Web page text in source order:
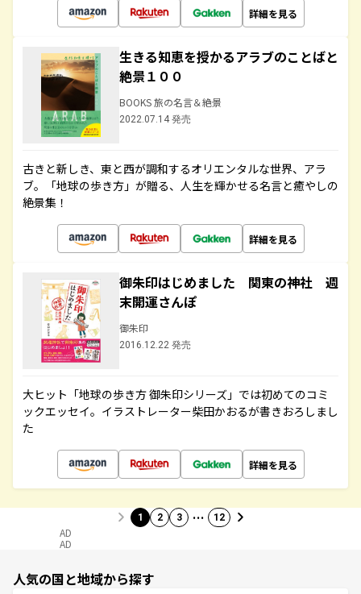
詳細を見る
生きる知恵を授かるアラブのことばと
絶景１００
BOOKS 旅の名言＆絶景
2022.07.14 発売
古きと新しき、東と西が調和するオリエンタルな世界、アラ
ブ。「地球の歩き方」が贈る、人生を輝かせる名言と癒やしの
絶景集！
詳細を見る
御朱印はじめました 関東の神社 週
末開運さんぽ
御朱印
2016.12.22 発売
大ヒット「地球の歩き方 御朱印シリーズ」では初めてのコミ
ックエッセイ。イラストレーター柴田かおるが書きおろしまし
た
詳細を見る
1 2 3 … 12
AD
AD
人気の国と地域から探す